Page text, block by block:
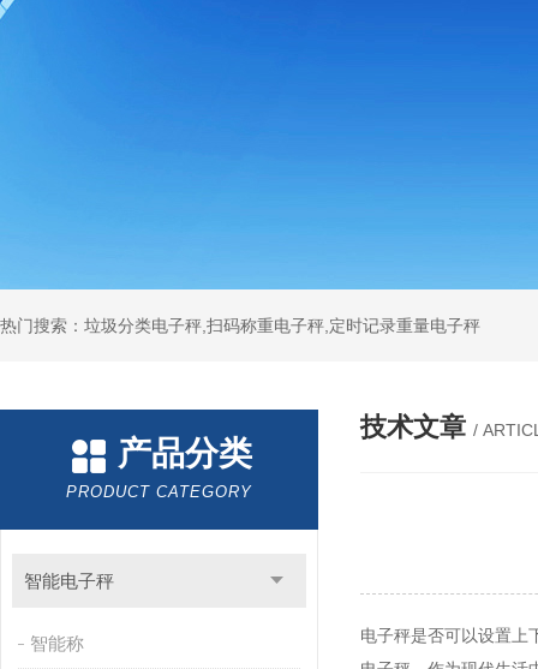
热门搜索：垃圾分类电子秤,扫码称重电子秤,定时记录重量电子秤
产品分类
PRODUCT CATEGORY
智能电子秤
智能称
技术文章 /
电子秤是否可以设置上